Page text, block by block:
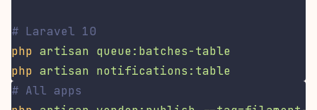
# Laravel 10
php artisan
queue:batches-table
php artisan
notifications:table
# All apps